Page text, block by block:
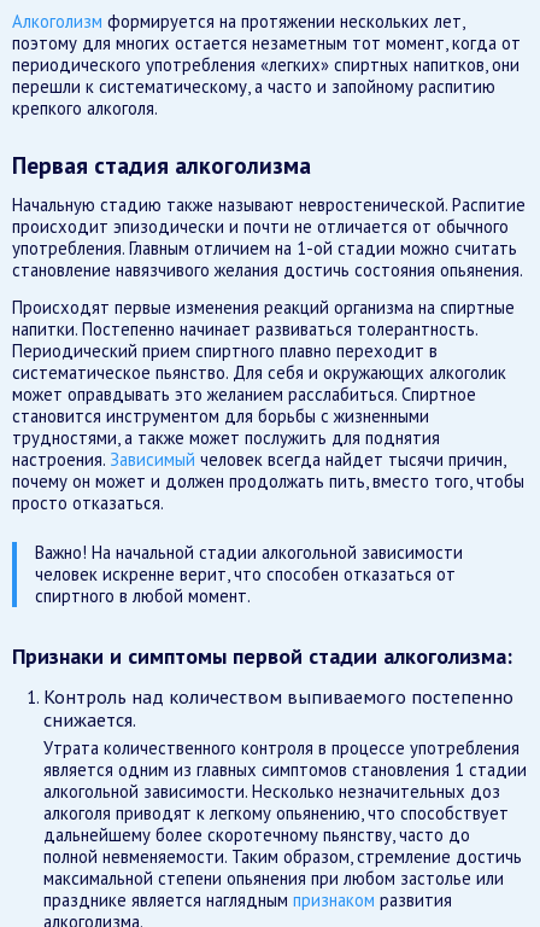
Алкоголизм формируется на протяжении нескольких лет,
поэтому для многих остается незаметным тот момент, когда от
периодического употребления «легких» спиртных напитков, они
перешли к систематическому, а часто и запойному распитию
крепкого алкоголя.
Первая стадия алкоголизма
Начальную стадию также называют невростенической. Распитие
происходит эпизодически и почти не отличается от обычного
употребления. Главным отличием на 1-ой стадии можно считать
становление навязчивого желания достичь состояния опьянения.
Происходят первые изменения реакций организма на спиртные
напитки. Постепенно начинает развиваться толерантность.
Периодический прием спиртного плавно переходит в
систематическое пьянство. Для себя и окружающих алкоголик
может оправдывать это желанием расслабиться. Спиртное
становится инструментом для борьбы с жизненными
трудностями, а также может послужить для поднятия
настроения. Зависимый человек всегда найдет тысячи причин,
почему он может и должен продолжать пить, вместо того, чтобы
просто отказаться.
Важно! На начальной стадии алкогольной зависимости
человек искренне верит, что способен отказаться от
спиртного в любой момент.
Признаки и симптомы первой стадии алкоголизма:
Контроль над количеством выпиваемого постепенно
снижается.
Утрата количественного контроля в процессе употребления
является одним из главных симптомов становления 1 стадии
алкогольной зависимости. Несколько незначительных доз
алкоголя приводят к легкому опьянению, что способствует
дальнейшему более скоротечному пьянству, часто до
полной невменяемости. Таким образом, стремление достичь
максимальной степени опьянения при любом застолье или
празднике является наглядным признаком развития
алкоголизма.